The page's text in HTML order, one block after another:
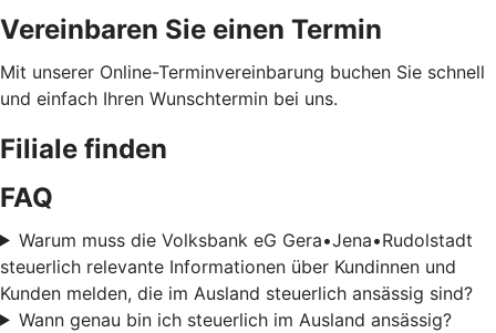
Vereinbaren Sie einen Termin
Mit unserer Online-Terminvereinbarung buchen Sie schnell
und einfach Ihren Wunschtermin bei uns.
Filiale finden
FAQ
Warum muss die Volksbank eG Gera•Jena•Rudolstadt
steuerlich relevante Informationen über Kundinnen und
Kunden melden, die im Ausland steuerlich ansässig sind?
Wann genau bin ich steuerlich im Ausland ansässig?